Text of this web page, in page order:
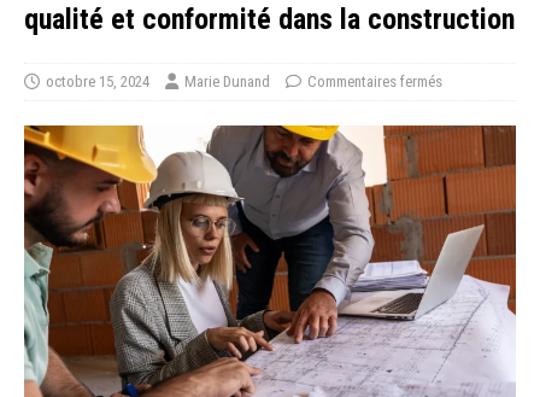
qualité et conformité dans la construction
octobre 15, 2024 Marie Dunand Commentaires fermés